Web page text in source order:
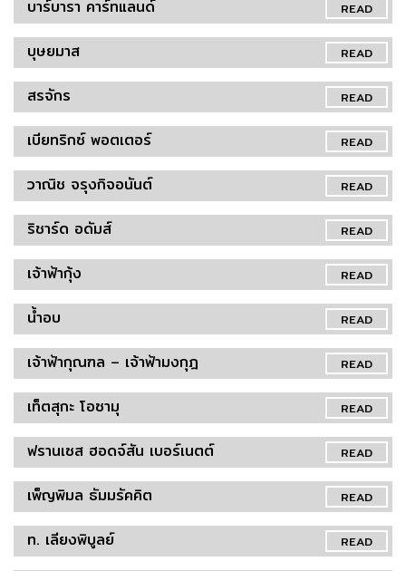
READ
บาร์บารา คาร์ทแลนด์
READ
บุษยมาส
READ
สรจักร
READ
เบียทริกซ์ พอตเตอร์
READ
วาณิช จรุงกิจอนันต์
READ
ริชาร์ด อดัมส์
READ
เจ้าฟ้ากุ้ง
READ
น้ำอบ
READ
เจ้าฟ้ากุณฑล – เจ้าฟ้ามงกุฎ
READ
เท็ตสุกะ โอซามุ
READ
ฟรานเซส ฮอดจ์สัน เบอร์เนตต์
READ
เพ็ญพิมล ธัมมรัคคิต
READ
ท. เลียงพิบูลย์